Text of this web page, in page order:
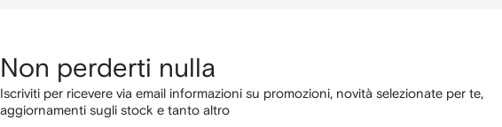
Non perderti nulla
Iscriviti per ricevere via email informazioni su promozioni, novità selezionate per te,
aggiornamenti sugli stock e tanto altro